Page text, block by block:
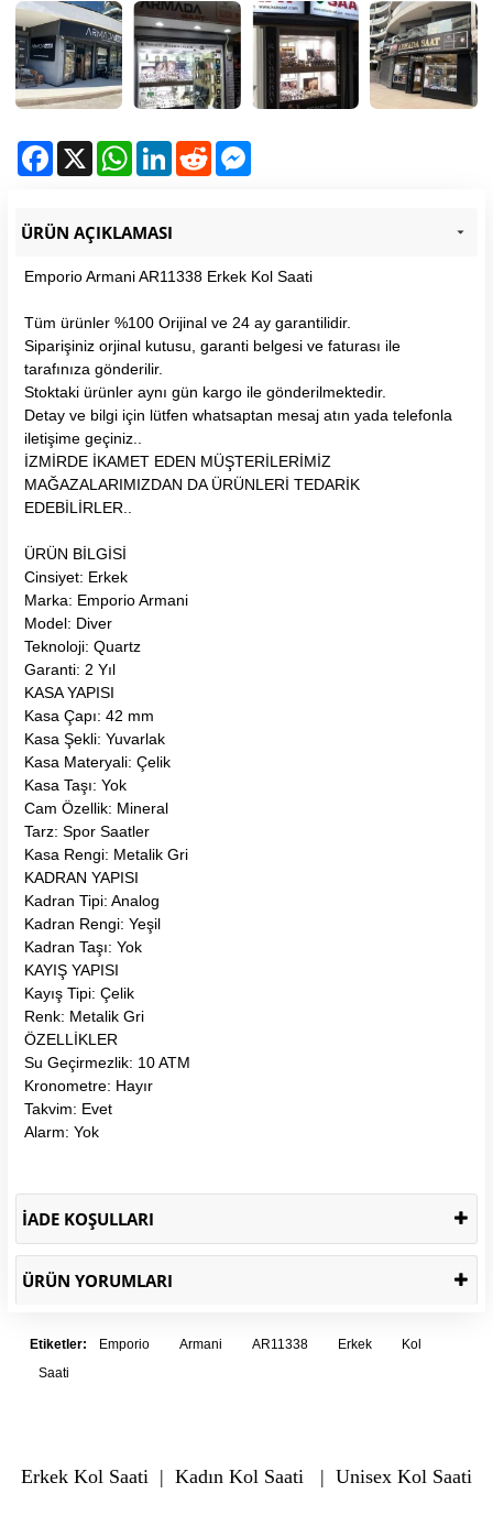
Facebook
X WhatsAppLinkedInReddit
ÜRÜN AÇIKLAMASI
Emporio Armani AR11338 Erkek Kol Saati
Tüm ürünler %100 Orijinal ve 24 ay garantilidir.
Siparişiniz orjinal kutusu, garanti belgesi ve faturası ile
tarafınıza gönderilir.
Stoktaki ürünler aynı gün kargo ile gönderilmektedir.
Detay ve bilgi için lütfen whatsaptan mesaj atın yada telefonla
iletişime geçiniz..
İZMİRDE İKAMET EDEN MÜŞTERİLERİMİZ
MAĞAZALARIMIZDAN DA ÜRÜNLERİ TEDARİK
EDEBİLİRLER..
ÜRÜN BİLGİSİ
Cinsiyet: Erkek
Marka: Emporio Armani
Model: Diver
Teknoloji: Quartz
Garanti: 2 Yıl
KASA YAPISI
Kasa Çapı: 42 mm
Kasa Şekli: Yuvarlak
Kasa Materyali: Çelik
Kasa Taşı: Yok
Cam Özellik: Mineral
Tarz: Spor Saatler
Kasa Rengi: Metalik Gri
KADRAN YAPISI
Kadran Tipi: Analog
Kadran Rengi: Yeşil
Kadran Taşı: Yok
KAYIŞ YAPISI
Kayış Tipi: Çelik
Renk: Metalik Gri
ÖZELLİKLER
Su Geçirmezlik: 10 ATM
Kronometre: Hayır
Takvim: Evet
Alarm: Yok
İADE KOŞULLARI
ÜRÜN YORUMLARI
Etiketler: Emporio Armani AR11338 Erkek
Kol
Saati
Erkek Kol Saati | Kadın Kol Saati | Unisex Kol Saati